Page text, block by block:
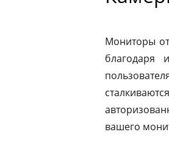
Мониторы
благодаря
вашего